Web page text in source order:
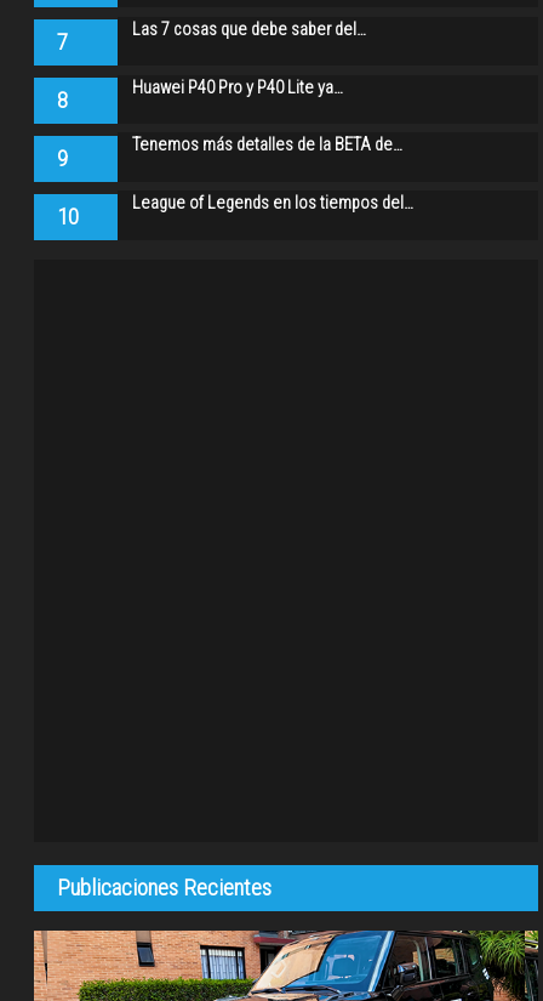
7 Las 7 cosas que debe saber del…
8 Huawei P40 Pro y P40 Lite ya…
9 Tenemos más detalles de la BETA de…
10 League of Legends en los tiempos del…
Publicaciones Recientes